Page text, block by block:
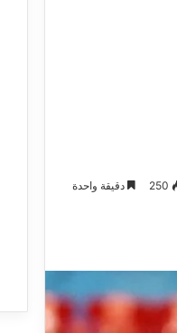
250 دقيقة واحدة